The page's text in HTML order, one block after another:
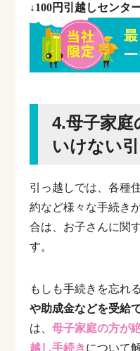
↓100円引越しセンタ
4.母子家庭
いけない
引っ越しでは、各種
約など様々な手続き
合は、お子さんに関
す。
もしも手続きを忘れ
や助成金などを受給
は、母子家庭の方が
越し手続きについて